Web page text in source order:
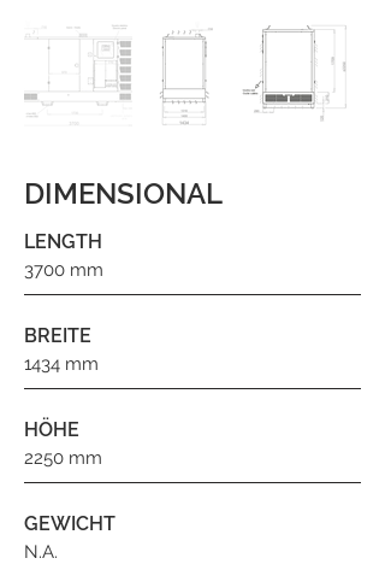
DIMENSIONAL
LENGTH
3700 mm
BREITE
1434 mm
HÖHE
2250 mm
GEWICHT
N.A.